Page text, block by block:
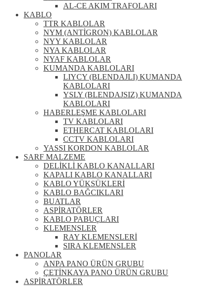
AL-CE AKIM TRAFOLARI
KABLO
TTR KABLOLAR
NYM (ANTİGRON) KABLOLAR
NYY KABLOLAR
NYA KABLOLAR
NYAF KABLOLAR
KUMANDA KABLOLARI
LIYCY (BLENDAJLI) KUMANDA
KABLOLARI
YSLY (BLENDAJSIZ) KUMANDA
KABLOLARI
HABERLEŞME KABLOLARI
TV KABLOLARI
ETHERCAT KABLOLARI
CCTV KABLOLARI
YASSI KORDON KABLOLAR
SARF MALZEME
DELİKLİ KABLO KANALLARI
KAPALI KABLO KANALLARI
KABLO YÜKSÜKLERİ
KABLO BAĞCIKLARI
BUATLAR
ASPİRATÖRLER
KABLO PABUÇLARI
KLEMENSLER
RAY KLEMENSLERİ
SIRA KLEMENSLER
PANOLAR
ANPA PANO ÜRÜN GRUBU
ÇETİNKAYA PANO ÜRÜN GRUBU
ASPİRATÖRLER